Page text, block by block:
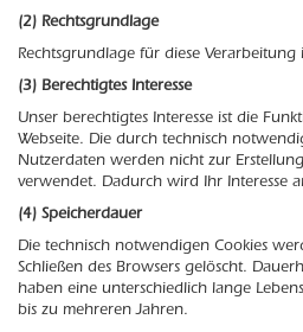
(2) Rechtsgrundlage
Rechtsgrundlage für diese Verarbeitung
(3) Berechtigtes Interesse
Unser berechtigtes Interesse ist die
Webseite. Die durch technisch
Nutzerdaten werden nicht zur
verwendet. Dadurch wird Ihr Interesse
(4) Speicherdauer
Die technisch notwendigen Cookies
Schließen des Browsers gelöscht.
haben eine unterschiedlich lange
bis zu mehreren Jahren.